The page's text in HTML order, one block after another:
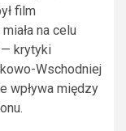
film
na celu
— krytyki
Wschodniej
wpływa między